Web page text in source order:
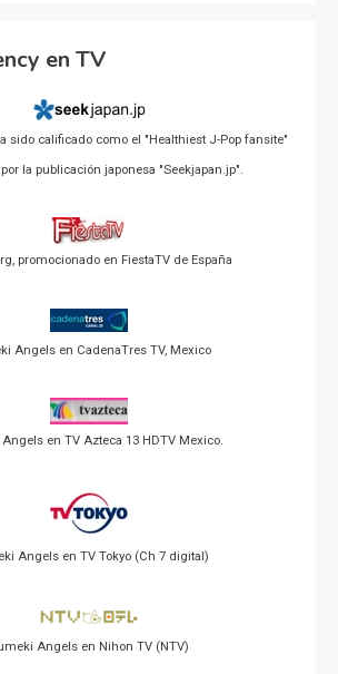
en TV
sido calificado como el "Healthiest J-Pop fansite"
la publicación japonesa "Seekjapan.jp".
promocionado en FiestaTV de España
Angels en CadenaTres TV, Mexico
en TV Azteca 13 HDTV Mexico.
Angels en TV Tokyo (Ch 7 digital)
Angels en Nihon TV (NTV)